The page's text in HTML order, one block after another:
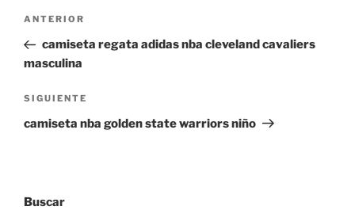
Navegación
entradas
Entrada
anterior:
ANTERIOR
camiseta regata adidas nba cleveland cavaliers
masculina
Siguiente
entrada
SIGUIENTE
camiseta nba golden state warriors niño
Buscar